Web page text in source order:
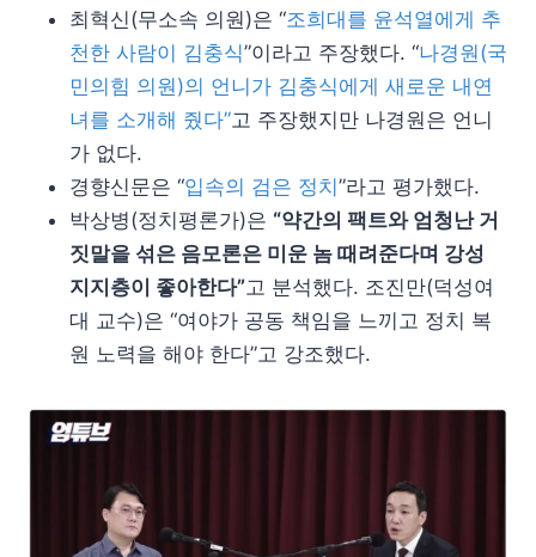
최혁신(무소속 의원)은 “조희대를 윤석열에게 추
천한 사람이 김충식”이라고 주장했다. “나경원(국
민의힘 의원)의 언니가 김충식에게 새로운 내연
녀를 소개해 줬다”고 주장했지만 나경원은 언니
가 없다.
경향신문은 “입속의 검은 정치”라고 평가했다.
박상병(정치평론가)은 “약간의 팩트와 엄청난 거
짓말을 섞은 음모론은 미운 놈 때려준다며 강성
지지층이 좋아한다”고 분석했다. 조진만(덕성여
대 교수)은 “여야가 공동 책임을 느끼고 정치 복
원 노력을 해야 한다”고 강조했다.